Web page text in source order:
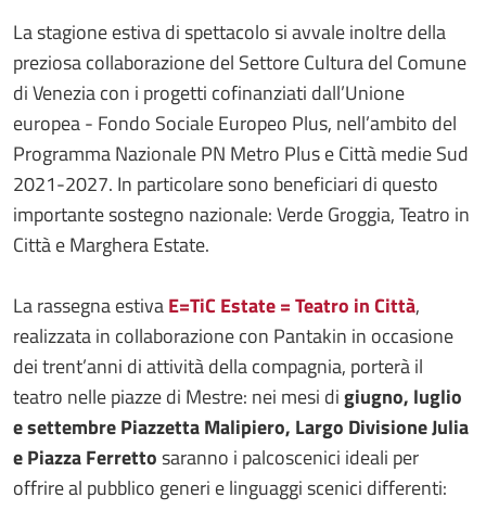
La stagione estiva di spettacolo si avvale inoltre della
preziosa collaborazione del Settore Cultura del Comune
di Venezia con i progetti cofinanziati dall’Unione
europea - Fondo Sociale Europeo Plus, nell’ambito del
Programma Nazionale PN Metro Plus e Città medie Sud
2021-2027. In particolare sono beneficiari di questo
importante sostegno nazionale: Verde Groggia, Teatro in
Città e Marghera Estate.
La rassegna estivaE=TiC Estate = Teatro in Città,
realizzata in collaborazione con Pantakin in occasione
dei trent’anni di attività della compagnia, porterà il
teatro nelle piazze di Mestre: nei mesi digiugno, luglio
e settembrePiazzetta Malipiero, Largo Divisione Julia
e Piazza Ferrettosaranno i palcoscenici ideali per
offrire al pubblico generi e linguaggi scenici differenti: